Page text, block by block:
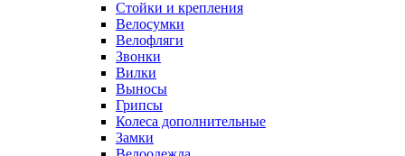
Стойки и крепления
Велосумки
Велофляги
Звонки
Вилки
Выносы
Грипсы
Колеса дополнительные
Замки